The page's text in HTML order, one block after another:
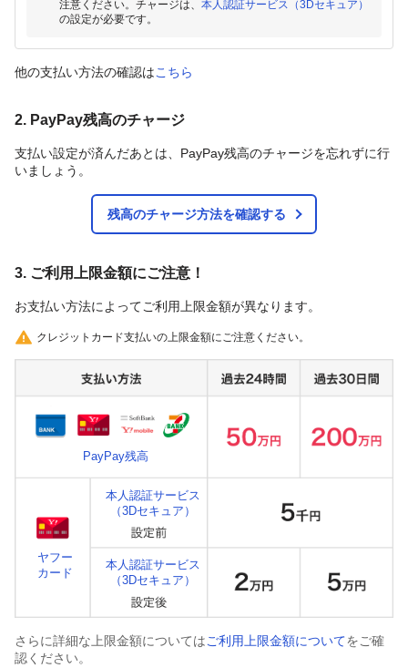
注意ください。チャージは、 本人認証サービス（3Dセキュア）
の設定が必要です。
他の支払い方法の確認はこちら
2. PayPay残高のチャージ
支払い設定が済んだあとは、PayPay残高のチャージを忘れずに行
いましょう。
残高のチャージ方法を確認する
3. ご利用上限金額にご注意！
お支払い方法によってご利用上限金額が異なります。
クレジットカード支払いの上限金額にご注意ください。
PayPay残高
ヤフー
カード
本人認証サービス
（3Dセキュア）
本人認証サービス
（3Dセキュア）
さらに詳細な上限金額についてはご利用上限金額についてをご確
認ください。